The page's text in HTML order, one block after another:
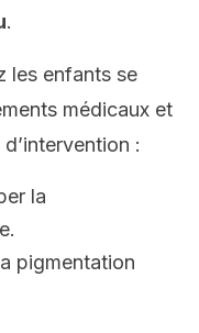
.
les enfants se
médicaux et
:
la
pigmentation